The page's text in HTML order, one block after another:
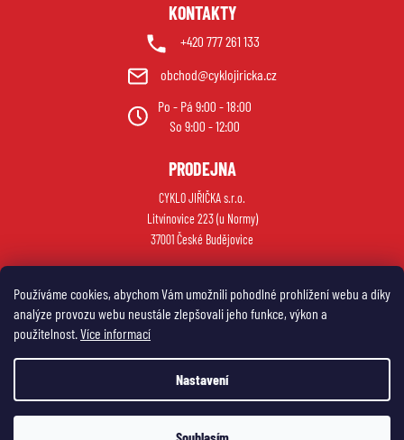
Používáme cookies, abychom Vám umožnili pohodlné prohlížení webu a díky
analýze provozu webu neustále zlepšovali jeho funkce, výkon a
použitelnost.Více informací
Nastavení
KONTAKTY
+420 777 261 133
obchod@cyklojiricka.cz
Po - Pá 9:00 - 18:00
So 9:00 - 12:00
PRODEJNA
CYKLO JIŘIČKA s.r.o.
Litvínovice 223 (u Normy)
37001 České Budějovice
Vytvořil Shoptet